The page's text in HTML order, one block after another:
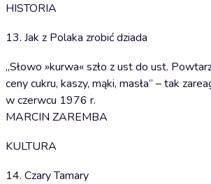
HISTORIA
13. Jak z Polaka zrobić dziada
„Słowo »kurwa« szło z ust do ust.
ceny cukru, kaszy, mąki, masła” – tak
w czerwcu 1976 r.
MARCIN ZAREMBA
KULTURA
14. Czary Tamary